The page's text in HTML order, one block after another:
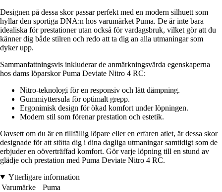
Designen på dessa skor passar perfekt med en modern silhuett som
hyllar den sportiga DNA:n hos varumärket Puma. De är inte bara
idealiska för prestationer utan också för vardagsbruk, vilket gör att du
känner dig både stilren och redo att ta dig an alla utmaningar som
dyker upp.
Sammanfattningsvis inkluderar de anmärkningsvärda egenskaperna
hos dams löparskor Puma Deviate Nitro 4 RC:
Nitro-teknologi för en responsiv och lätt dämpning.
Gummiyttersula för optimalt grepp.
Ergonimisk design för ökad komfort under löpningen.
Modern stil som förenar prestation och estetik.
Oavsett om du är en tillfällig löpare eller en erfaren atlet, är dessa skor
designade för att stötta dig i dina dagliga utmaningar samtidigt som de
erbjuder en oöverträffad komfort. Gör varje löpning till en stund av
glädje och prestation med Puma Deviate Nitro 4 RC.
Ytterligare information
Varumärke
Puma